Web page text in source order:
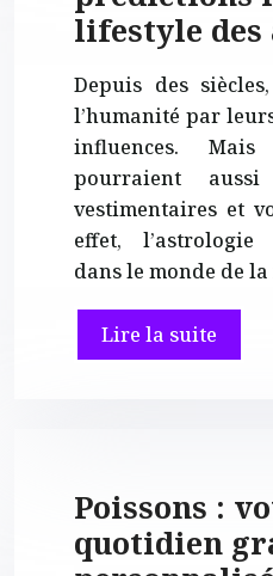
lifestyle des
Depuis des
l’humanité par
influences. Mais
pourraient
vestimentaires et
effet, l’astrologie
dans le monde de
Lire la suite
Poissons :
quotidien